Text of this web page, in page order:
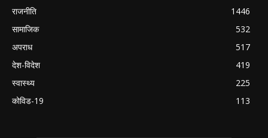
राजनीति
1446
सामाजिक
532
अपराध
517
देश-विदेश
419
स्वास्थ्य
225
कोविड-19
113